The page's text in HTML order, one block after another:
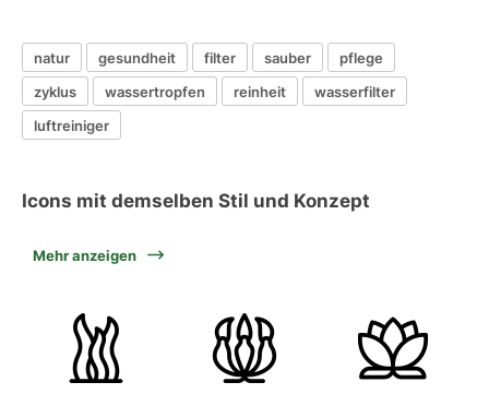
natur gesundheit filter sauber
pflege
zyklus
wassertropfen reinheit
wasserfilter
luftreiniger
Icons mit demselben Stil und Konzept
Mehr anzeigen